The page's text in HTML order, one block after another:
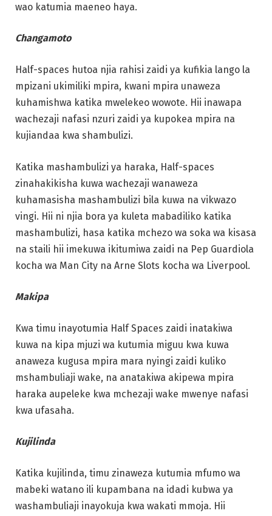
wao katumia maeneo haya.
Changamoto
Half-spaces hutoa njia rahisi zaidi ya kufikia lango la
mpizani ukimiliki mpira, kwani mpira unaweza
kuhamishwa katika mwelekeo wowote. Hii inawapa
wachezaji nafasi nzuri zaidi ya kupokea mpira na
kujiandaa kwa shambulizi.
Katika mashambulizi ya haraka, Half-spaces
zinahakikisha kuwa wachezaji wanaweza
kuhamasisha mashambulizi bila kuwa na vikwazo
vingi. Hii ni njia bora ya kuleta mabadiliko katika
mashambulizi, hasa katika mchezo wa soka wa kisasa
na staili hii imekuwa ikitumiwa zaidi na Pep Guardiola
kocha wa Man City na Arne Slots kocha wa Liverpool.
Makipa
Kwa timu inayotumia Half Spaces zaidi inatakiwa
kuwa na kipa mjuzi wa kutumia miguu kwa kuwa
anaweza kugusa mpira mara nyingi zaidi kuliko
mshambuliaji wake, na anatakiwa akipewa mpira
haraka aupeleke kwa mchezaji wake mwenye nafasi
kwa ufasaha.
Kujilinda
Katika kujilinda, timu zinaweza kutumia mfumo wa
mabeki watano ili kupambana na idadi kubwa ya
washambuliaji inayokuja kwa wakati mmoja. Hii